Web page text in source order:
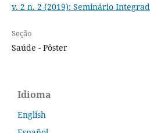
v. 2 n. 2 (2019): Seminário
Seção
Saúde - Pôster
Idioma
English